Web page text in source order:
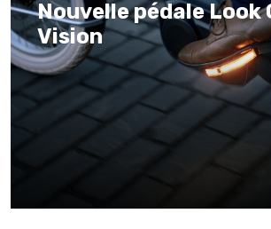
Nouvelle pédale Look
Vision